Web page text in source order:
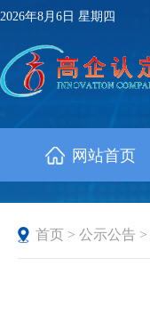
2026年8月6日 星期四
网站首页
首页 > 公示公告 >